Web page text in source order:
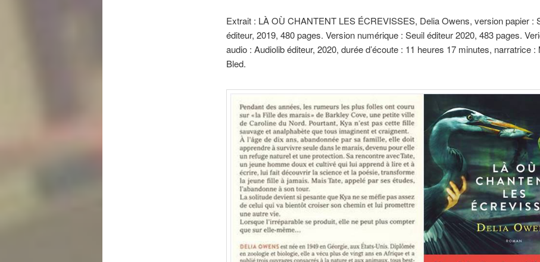
Extrait : LÀ OÙ CHANTENT LES ÉCREVISSES, Delia Owens, version papier :
éditeur, 2019, 480 pages. Version numérique : Seuil éditeur 2020, 483 pages.
audio : Audiolib éditeur, 2020, durée d’écoute : 11 heures 17 minutes, narratrice :
Bled.